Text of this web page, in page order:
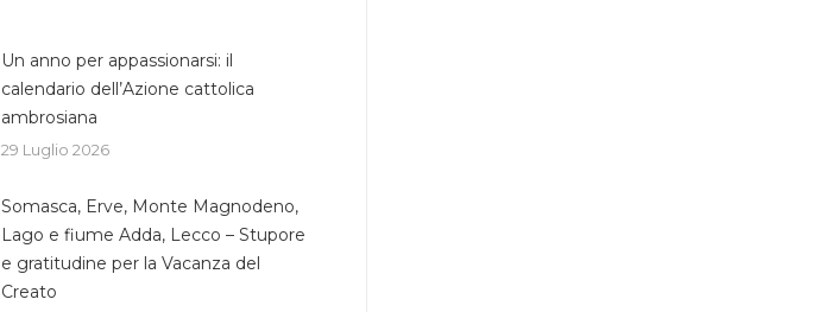
Un anno per appassionarsi: il
calendario dell’Azione cattolica
ambrosiana
29 Luglio 2026
Somasca, Erve, Monte Magnodeno,
Lago e fiume Adda, Lecco – Stupore
e gratitudine per la Vacanza del
Creato